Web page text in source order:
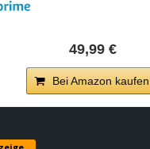
49,99 €
Bei Amazon kaufen